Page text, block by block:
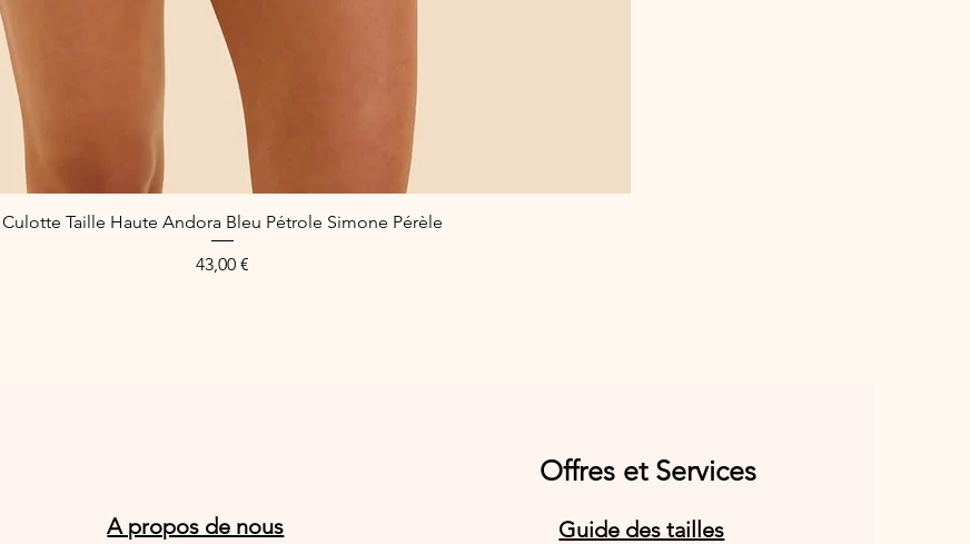
Schnellansicht
Culotte Taille Haute Andora Bleu Pétrole Simone Pérèle
Preis
43,00 €
Offres et Services
A propos de nous
Guide des tailles